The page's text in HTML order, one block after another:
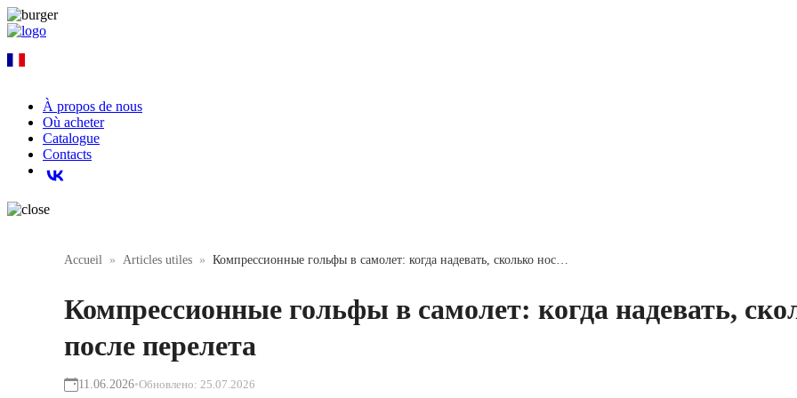
À propos de nous
Où acheter
Catalogue
Contacts
Accueil Articles utiles Компрессионные гольфы в самолет: когда надевать, сколько нос…
Компрессионные гольфы в самолет: когда надевать,
после перелета
11.06.2026•Обновлено: 25.07.2026